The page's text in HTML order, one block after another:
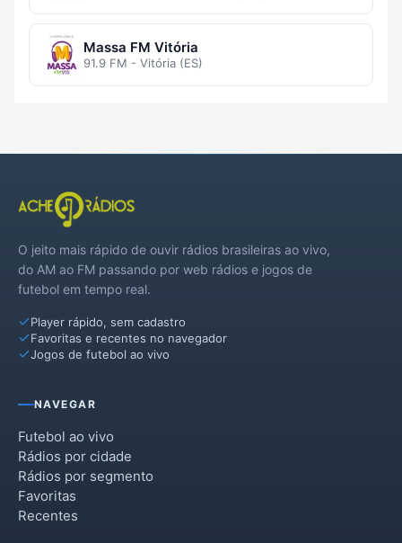
Massa FM Vitória
91.9 FM - Vitória (ES)
O jeito mais rápido de ouvir rádios brasileiras ao vivo,
do AM ao FM passando por web rádios e jogos de
futebol em tempo real.
Player rápido, sem cadastro
Favoritas e recentes no navegador
Jogos de futebol ao vivo
NAVEGAR
Futebol ao vivo
Rádios por cidade
Rádios por segmento
Favoritas
Recentes